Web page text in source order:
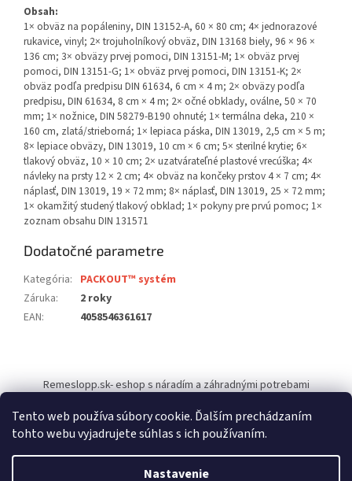
Tento web používa súbory cookie. Ďalším prechádzaním
tohto webu vyjadrujete súhlas s ich používaním.
Nastavenie
Obsah:
1× obväz na popáleniny, DIN 13152-A, 60 × 80 cm; 4× jednorazové
rukavice, vinyl; 2× trojuholníkový obväz, DIN 13168 biely, 96 × 96 ×
136 cm; 3× obväzy prvej pomoci, DIN 13151-M; 1× obväz prvej
pomoci, DIN 13151-G; 1× obväz prvej pomoci, DIN 13151-K; 2×
obväz podľa predpisu DIN 61634, 6 cm × 4 m; 2× obväzy podľa
predpisu, DIN 61634, 8 cm × 4 m; 2× očné obklady, oválne, 50 × 70
mm; 1× nožnice, DIN 58279-B190 ohnuté; 1× termálna deka, 210 ×
160 cm, zlatá/strieborná; 1× lepiaca páska, DIN 13019, 2,5 cm × 5 m;
8× lepiace obväzy, DIN 13019, 10 cm × 6 cm; 5× sterilné krytie; 6×
tlakový obväz, 10 × 10 cm; 2× uzatvárateľné plastové vrecúška; 4×
návleky na prsty 12 × 2 cm; 4× obväz na končeky prstov 4 × 7 cm; 4×
náplasť, DIN 13019, 19 × 72 mm; 8× náplasť, DIN 13019, 25 × 72 mm;
1× okamžitý studený tlakový obklad; 1× pokyny pre prvú pomoc; 1×
zoznam obsahu DIN 131571
Dodatočné parametre
Kategória: PACKOUT™ systém
Záruka:
2 roky
EAN: 4058546361617
p
Remeslopp.sk- eshop s náradím a záhradnými potrebami